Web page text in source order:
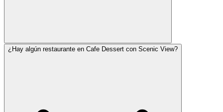
¿Hay algún restaurante en Cafe Dessert con Scenic View?